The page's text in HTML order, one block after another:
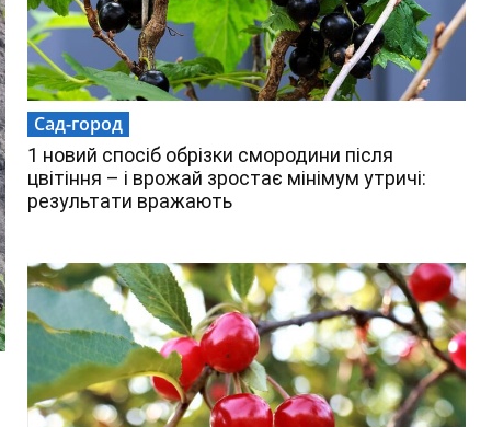
Сад-город
1 новий спосіб обрізки смородини після
цвітіння – і врожай зростає мінімум утричі:
результати вражають